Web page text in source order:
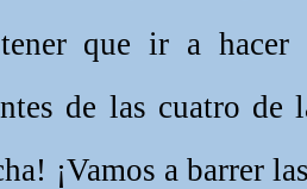
que ir a
de las cuatro de
¡Vamos a barrer